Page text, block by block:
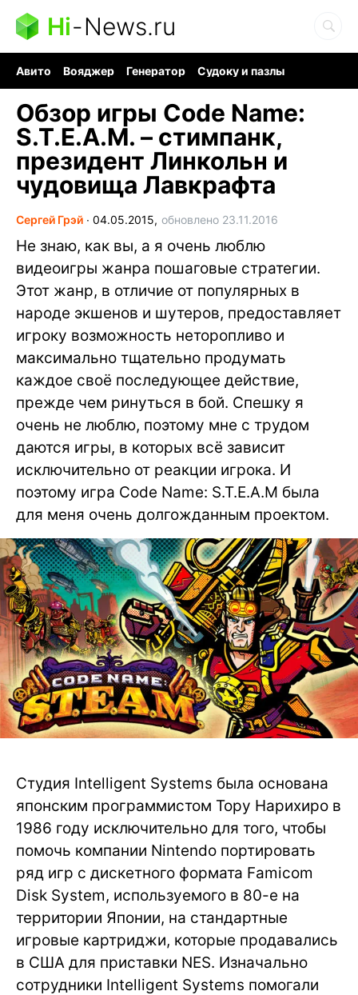
Hi-News.ru
Авито Вояджер Генератор
Судоку и пазлы
Обзор игры Code Name:
S.T.E.A.M. – стимпанк,
президент Линкольн и
чудовища Лавкрафта
Сергей Грэй ∙ 04.05.2015, обновлено 23.11.2016
Не знаю, как вы, а я очень люблю
видеоигры жанра пошаговые стратегии.
Этот жанр, в отличие от популярных в
народе экшенов и шутеров, предоставляет
игроку возможность неторопливо и
максимально тщательно продумать
каждое своё последующее действие,
прежде чем ринуться в бой. Спешку я
очень не люблю, поэтому мне с трудом
даются игры, в которых всё зависит
исключительно от реакции игрока. И
поэтому игра Code Name: S.T.E.A.M была
для меня очень долгожданным проектом.
Студия Intelligent Systems была основана
японским программистом Тору Нарихиро в
1986 году исключительно для того, чтобы
помочь компании Nintendo портировать
ряд игр с дискетного формата Famicom
Disk System, используемого в 80-е на
территории Японии, на стандартные
игровые картриджи, которые продавались
в США для приставки NES. Изначально
сотрудники Intelligent Systems помогали